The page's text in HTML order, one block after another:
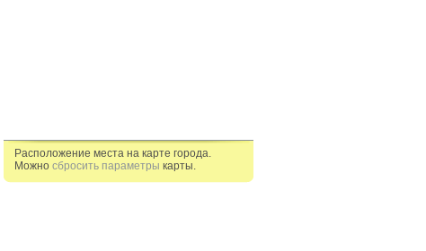
Расположение места на карте города.
Можно сбросить параметры карты.